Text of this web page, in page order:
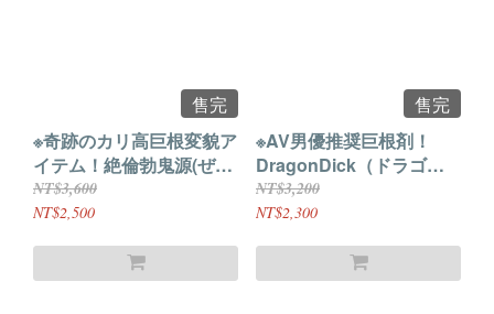
售完
※奇跡のカリ高巨根変貌ア
イテム！絶倫勃鬼源(ぜつ
りんぼっきげん)
NT$3,600
NT$2,500
售完
※AV男優推奨巨根剤！
DragonDick（ドラゴン
ディック） 龍迪克
NT$3,200
NT$2,300